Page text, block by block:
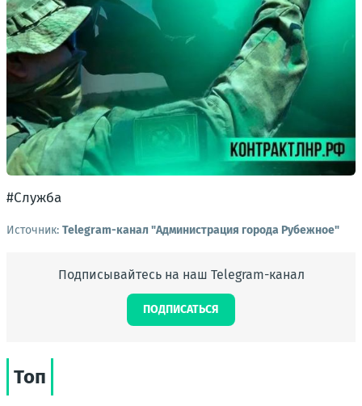
#Служба
Источник: Telegram-канал "Администрация города Рубежное"
Подписывайтесь на наш Telegram-канал
ПОДПИСАТЬСЯ
Топ